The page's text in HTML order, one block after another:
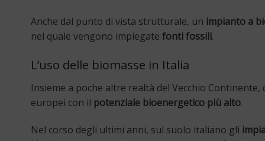
Anche dal punto di vista strutturale, un impianto a
nel quale vengono impiegate fonti fossili.
L’uso delle biomasse in Italia
Insieme a poche altre realtà del Vecchio Continente,
europei con il potenziale bioenergetico più alto.
Nel corso degli ultimi anni, sul suolo italiano gli